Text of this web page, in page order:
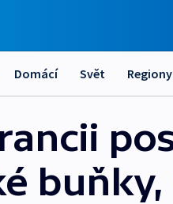
Domácí Svět Regiony